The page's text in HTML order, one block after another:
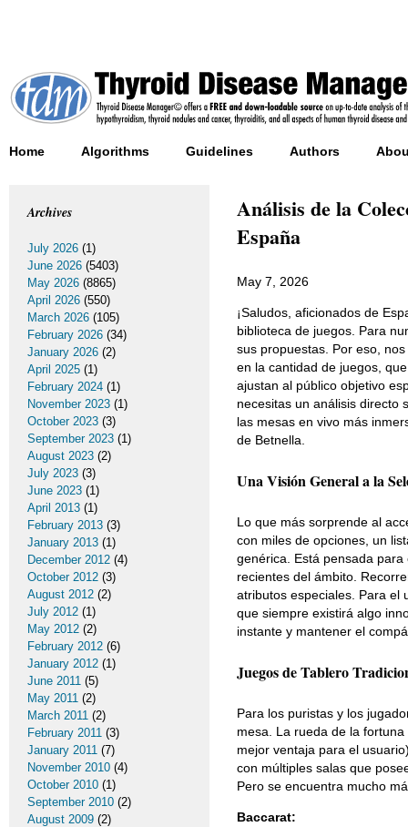
Home Algorithms Guidelines Authors
Análisis de la
España
May 7, 2026
¡Saludos, aficionados de
biblioteca de juegos. Para
sus propuestas. Por eso,
en la cantidad de juegos,
ajustan al público objetivo
necesitas un análisis directo
las mesas en vivo más
de Betnella.
Una Visión General a la
Lo que más sorprende al
con miles de opciones, un
genérica. Está pensada
recientes del ámbito.
atributos especiales. Para el
que siempre existirá algo
instante y mantener el
Juegos de Tablero
Para los puristas y los
mesa. La rueda de la
mejor ventaja para el
con múltiples salas que
Pero se encuentra mucho
Baccarat:
Archives
July 2026 (1)
June 2026 (5403)
May 2026 (8865)
April 2026 (550)
March 2026 (105)
February 2026 (34)
January 2026 (2)
April 2025 (1)
February 2024 (1)
November 2023 (1)
October 2023 (3)
September 2023 (1)
August 2023 (2)
July 2023 (3)
June 2023 (1)
April 2013 (1)
February 2013 (3)
January 2013 (1)
December 2012 (4)
October 2012 (3)
August 2012 (2)
July 2012 (1)
May 2012 (2)
February 2012 (6)
January 2012 (1)
June 2011 (5)
May 2011 (2)
March 2011 (2)
February 2011 (3)
January 2011 (7)
November 2010 (4)
October 2010 (1)
September 2010 (2)
August 2009 (2)